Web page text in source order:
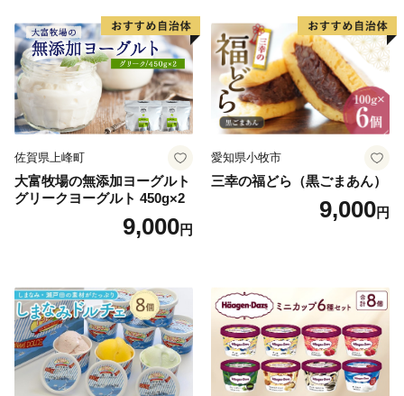
子 菓子 F4N-2298
佐賀県上峰町
大富牧場の無添加ヨーグルト
グリークヨーグルト 450g×2
9,000円
愛知県小牧市
三幸の福どら（黒ごまあん）
9,000円